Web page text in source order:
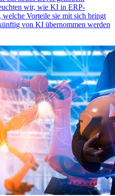
wir, wie KI in ERP-
welche Vorteile sie mit sich bringt
von KI übernommen werden